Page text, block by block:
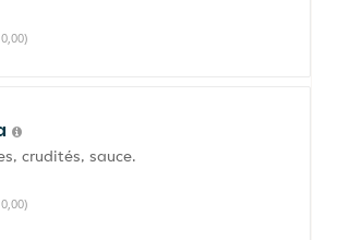
crudités, sauce.